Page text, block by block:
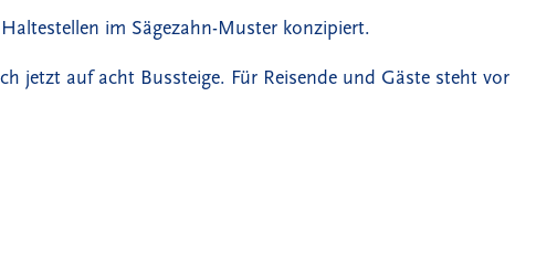
im Sägezahn-Muster konzipiert.
jetzt auf acht Bussteige. Für Reisende und Gäste steht vor